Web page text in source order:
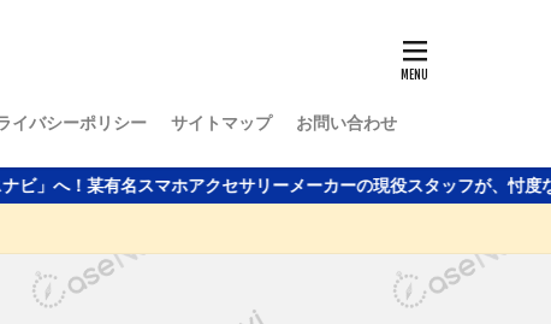
イバシーポリシー サイトマップ お問い合わせ
ホアクセサリーメーカーの現役スタッフが、忖度なしに本当によいケ